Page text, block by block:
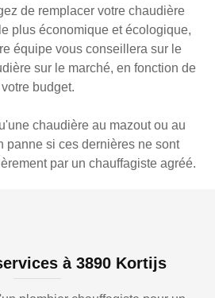
de remplacer votre chaudière
plus économique et écologique,
équipe vous conseillera sur le
sur le marché, en fonction de
budget.
chaudière au mazout ou au
panne si ces dernières ne sont
par un chauffagiste agréé.
à 3890 Kortijs